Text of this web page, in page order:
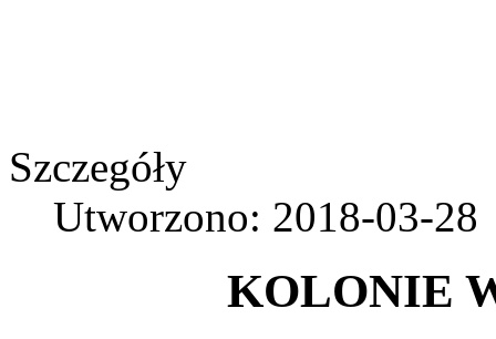
Szczegóły
Utworzono: 2018-03-28
KOLONIE